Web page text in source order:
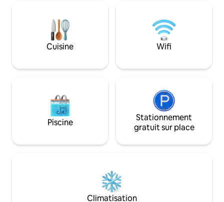
jacuzzi ombragé.
de matériaux
de l'île et de
Cuisine Wifi
Piscine
Stationnement
gratuit sur place
Climatisation